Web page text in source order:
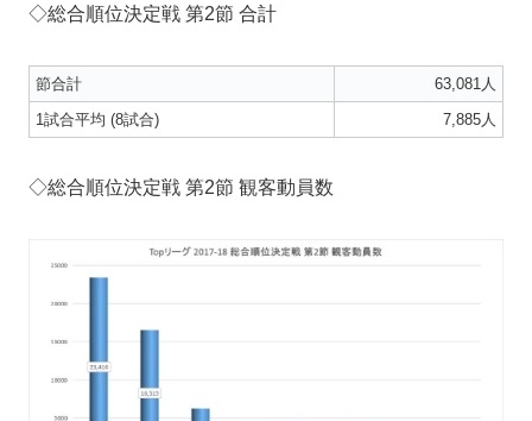
◇総合順位決定戦 第2節 合計
節合計
63,081人
1試合平均 (8試合)
7,885人
◇総合順位決定戦 第2節 観客動員数